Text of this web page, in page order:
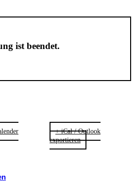
ist beendet.
+ iCal / Outlook
exportieren